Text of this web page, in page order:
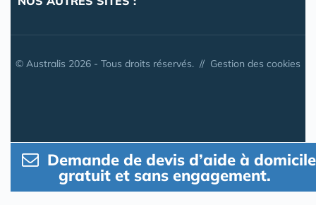
© Australis 2026 - Tous droits réservés. // Gestion des cookies
Demande de devis d’aide à domicile
gratuit et sans engagement.